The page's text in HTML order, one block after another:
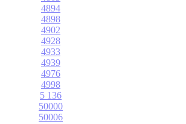
4894
4898
4902
4928
4933
4939
4976
4998
5 136
50000
50006